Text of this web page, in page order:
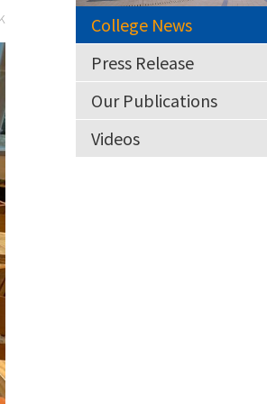
College News
Press Release
Our Publications
Videos